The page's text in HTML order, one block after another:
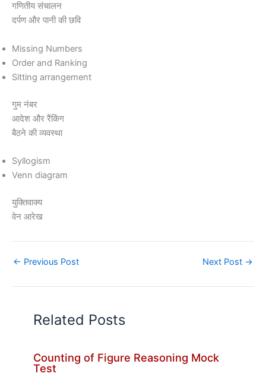
गणितीय संचालन
दर्पण और पानी की छवि
Missing Numbers
Order and Ranking
Sitting arrangement
गुम नंबर
आदेश और रैंकिंग
बैठने की व्यवस्था
Syllogism
Venn diagram
युक्तिवाक्य
वेन आरेख
← Previous Post Next Post →
Related Posts
Counting of Figure Reasoning Mock
Test